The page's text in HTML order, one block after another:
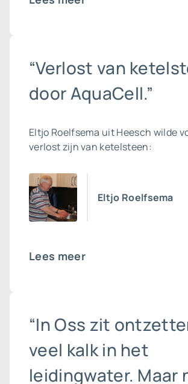
“Verlost van
door AquaCell.”
Eltjo Roelfsema uit Heesch wilde
verlost zijn van ketelsteen:
Eltjo Roelfsema
Lees meer
“In Oss zit
veel kalk in het
leidingwater. Maar